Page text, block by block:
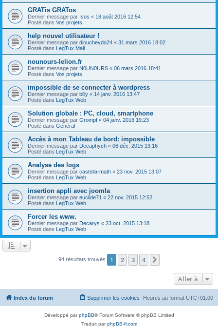
GRATis GRATos
Dernier message par Isos « 18 août 2016 12:54
Posté dans Vos projets
help nouvel utilisateur !
Dernier message par dioucheydo24 « 31 mars 2016 18:02
Posté dans LegTux Mail
nounours-lelion.fr
Dernier message par N0UN0URS « 06 mars 2016 18:41
Posté dans Vos projets
impossible de se connecter à wordpress
Dernier message par billy « 14 janv. 2016 13:47
Posté dans LegTux Web
Solution globale : PC, cloud, smartphone
Dernier message par Grompf « 04 janv. 2016 19:23
Posté dans Général
Accès à mon Tableau de bord: impossible
Dernier message par Decaphych « 06 déc. 2015 13:16
Posté dans LegTux Web
Analyse des logs
Dernier message par castella-math « 23 nov. 2015 13:07
Posté dans LegTux Web
insertion appli avec joomla
Dernier message par euclide71 « 22 nov. 2015 12:52
Posté dans LegTux Web
Forcer les www.
Dernier message par Decarys « 23 oct. 2015 13:18
Posté dans LegTux Web
94 résultats trouvés 1 2 3 4
Aller à
Index du forum Heures au format UTC+01:00
Supprimer les cookies
Développé parphpBB® Forum Software © phpBB Limited
Traduit parphpBB-fr.com